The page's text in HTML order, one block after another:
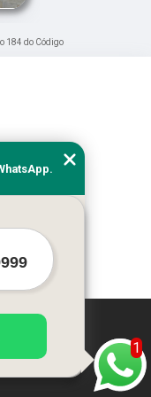
184 do Código
1